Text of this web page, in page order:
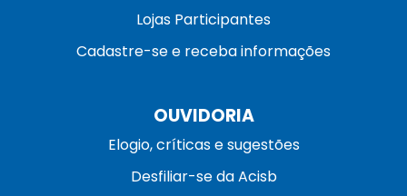
Lojas Participantes
Cadastre-se e receba informações
OUVIDORIA
Elogio, críticas e sugestões
Desfiliar-se da Acisb